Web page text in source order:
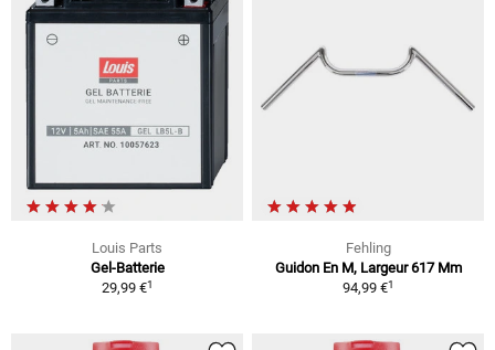
Louis Parts
Gel-Batterie
29,99 €1
Fehling
Guidon En M, Largeur 617 Mm
94,99 €1